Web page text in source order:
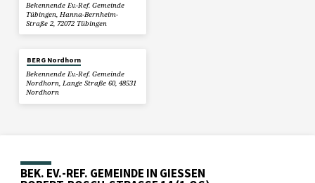
Bekennende Ev.-Ref. Gemeinde
Tübingen, Hanna-Bernheim-
Straße 2, 72072 Tübingen
BERG Nordhorn
Bekennende Ev.-Ref. Gemeinde
Nordhorn, Lange Straße 60, 48531
Nordhorn
BEK. EV.-REF. GEMEINDE IN GIESSEN